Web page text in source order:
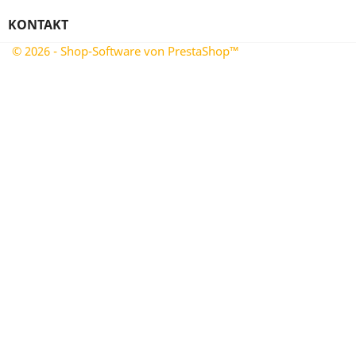
KONTAKT
© 2026 - Shop-Software von PrestaShop™